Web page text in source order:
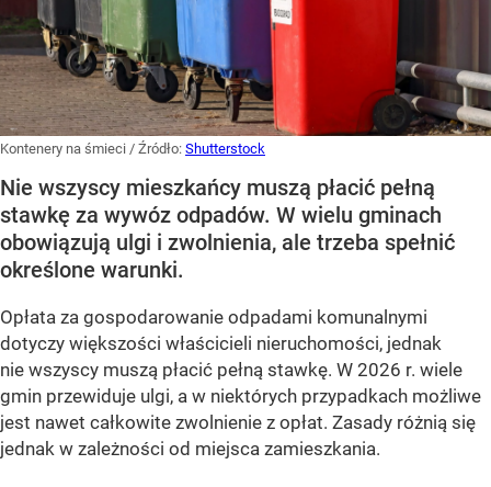
Kontenery na śmieci / Źródło: Shutterstock
Nie wszyscy mieszkańcy muszą płacić pełną
stawkę za wywóz odpadów. W wielu gminach
obowiązują ulgi i zwolnienia, ale trzeba spełnić
określone warunki.
Opłata za gospodarowanie odpadami komunalnymi
dotyczy większości właścicieli nieruchomości, jednak
nie wszyscy muszą płacić pełną stawkę. W 2026 r. wiele
gmin przewiduje ulgi, a w niektórych przypadkach możliwe
jest nawet całkowite zwolnienie z opłat. Zasady różnią się
jednak w zależności od miejsca zamieszkania.